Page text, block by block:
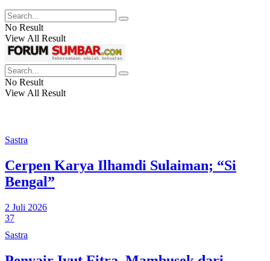
No Result
View All Result
No Result
View All Result
Sastra
Cerpen Karya Ilhamdi Sulaiman; “Si
Bengal”
2 Juli 2026
37
Sastra